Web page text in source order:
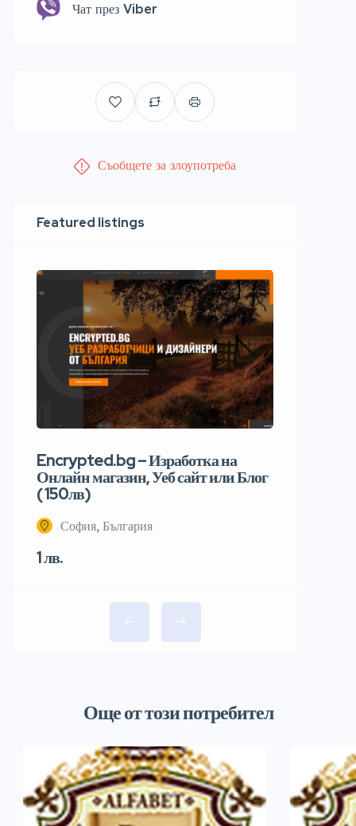
Чат през Viber
Съобщете за злоупотреба
Featured listings
Encrypted.bg – Изработка на
Онлайн магазин, Уеб сайт или Блог
( 150лв)
София, България
1 лв.
Още от този потребител